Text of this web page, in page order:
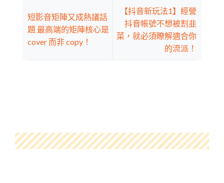
短影音矩陣又成熱議話
題 最高端的矩陣核心是
cover 而非 copy！
【抖音新玩法1】經營
抖音帳號不想被割韭
菜，就必須瞭解適合你
的流派！